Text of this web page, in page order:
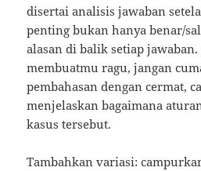
disertai analisis jawaban
penting bukan hanya benar/
alasan di balik setiap jawaban.
membuatmu ragu, jangan
pembahasan dengan cermat,
menjelaskan bagaimana
kasus tersebut.
Tambahkan variasi: